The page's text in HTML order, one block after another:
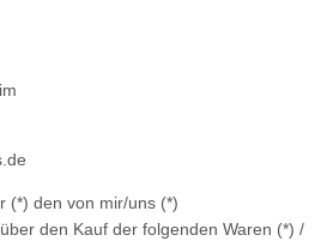
(*) den von mir/uns (*)
den Kauf der folgenden Waren (*) /